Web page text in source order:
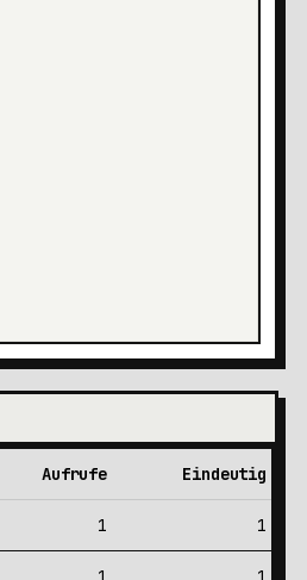
Aufrufe Eindeutig
1 1